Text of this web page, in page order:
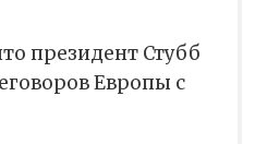
президент Стубб
Европы с